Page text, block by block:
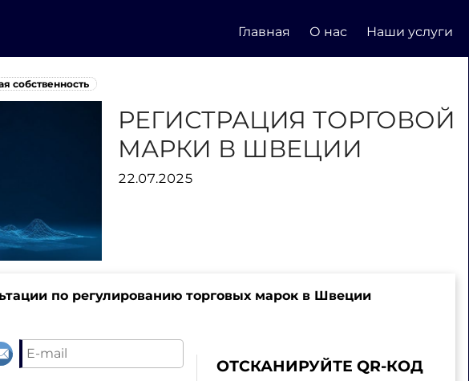
Главная О нас Наши услуги
собственность
РЕГИСТРАЦИЯ ТОРГОВОЙ
МАРКИ В ШВЕЦИИ
22.07.2025
по регулированию торговых марок в Швеции
ОТСКАНИРУЙТЕ QR-КОД